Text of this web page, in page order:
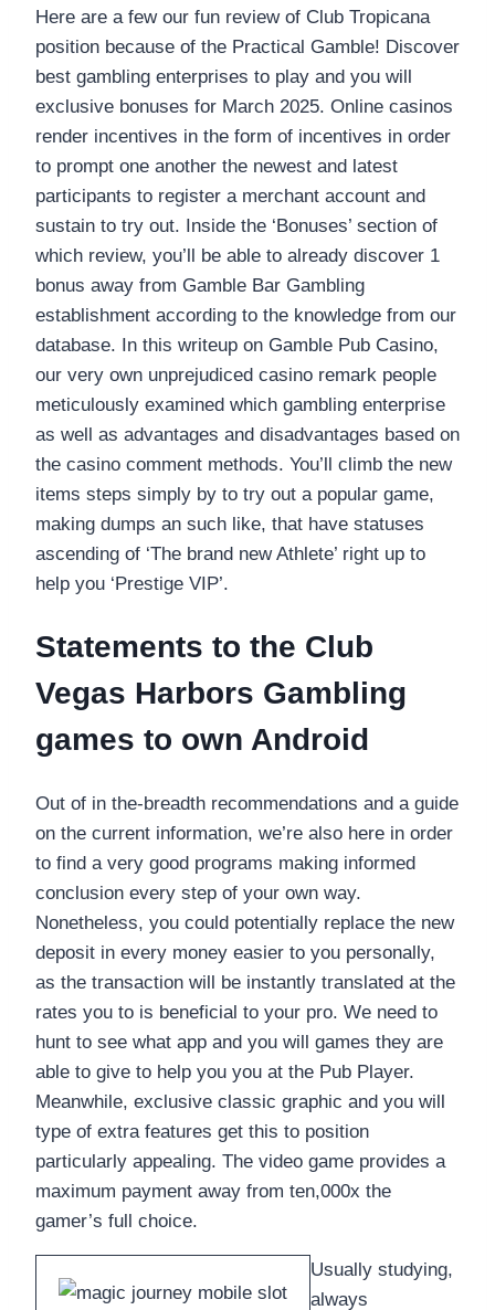
Here are a few our fun review of Club Tropicana
position because of the Practical Gamble! Discover
best gambling enterprises to play and you will
exclusive bonuses for March 2025. Online casinos
render incentives in the form of incentives in order
to prompt one another the newest and latest
participants to register a merchant account and
sustain to try out. Inside the ‘Bonuses’ section of
which review, you’ll be able to already discover 1
bonus away from Gamble Bar Gambling
establishment according to the knowledge from our
database. In this writeup on Gamble Pub Casino,
our very own unprejudiced casino remark people
meticulously examined which gambling enterprise
as well as advantages and disadvantages based on
the casino comment methods. You’ll climb the new
items steps simply by to try out a popular game,
making dumps an such like, that have statuses
ascending of ‘The brand new Athlete’ right up to
help you ‘Prestige VIP’.
Statements to the Club
Vegas Harbors Gambling
games to own Android
Out of in the-breadth recommendations and a guide
on the current information, we’re also here in order
to find a very good programs making informed
conclusion every step of your own way.
Nonetheless, you could potentially replace the new
deposit in every money easier to you personally,
as the transaction will be instantly translated at the
rates you to is beneficial to your pro. We need to
hunt to see what app and you will games they are
able to give to help you you at the Pub Player.
Meanwhile, exclusive classic graphic and you will
type of extra features get this to position
particularly appealing. The video game provides a
maximum payment away from ten,000x the
gamer’s full choice.
Usually studying,
always